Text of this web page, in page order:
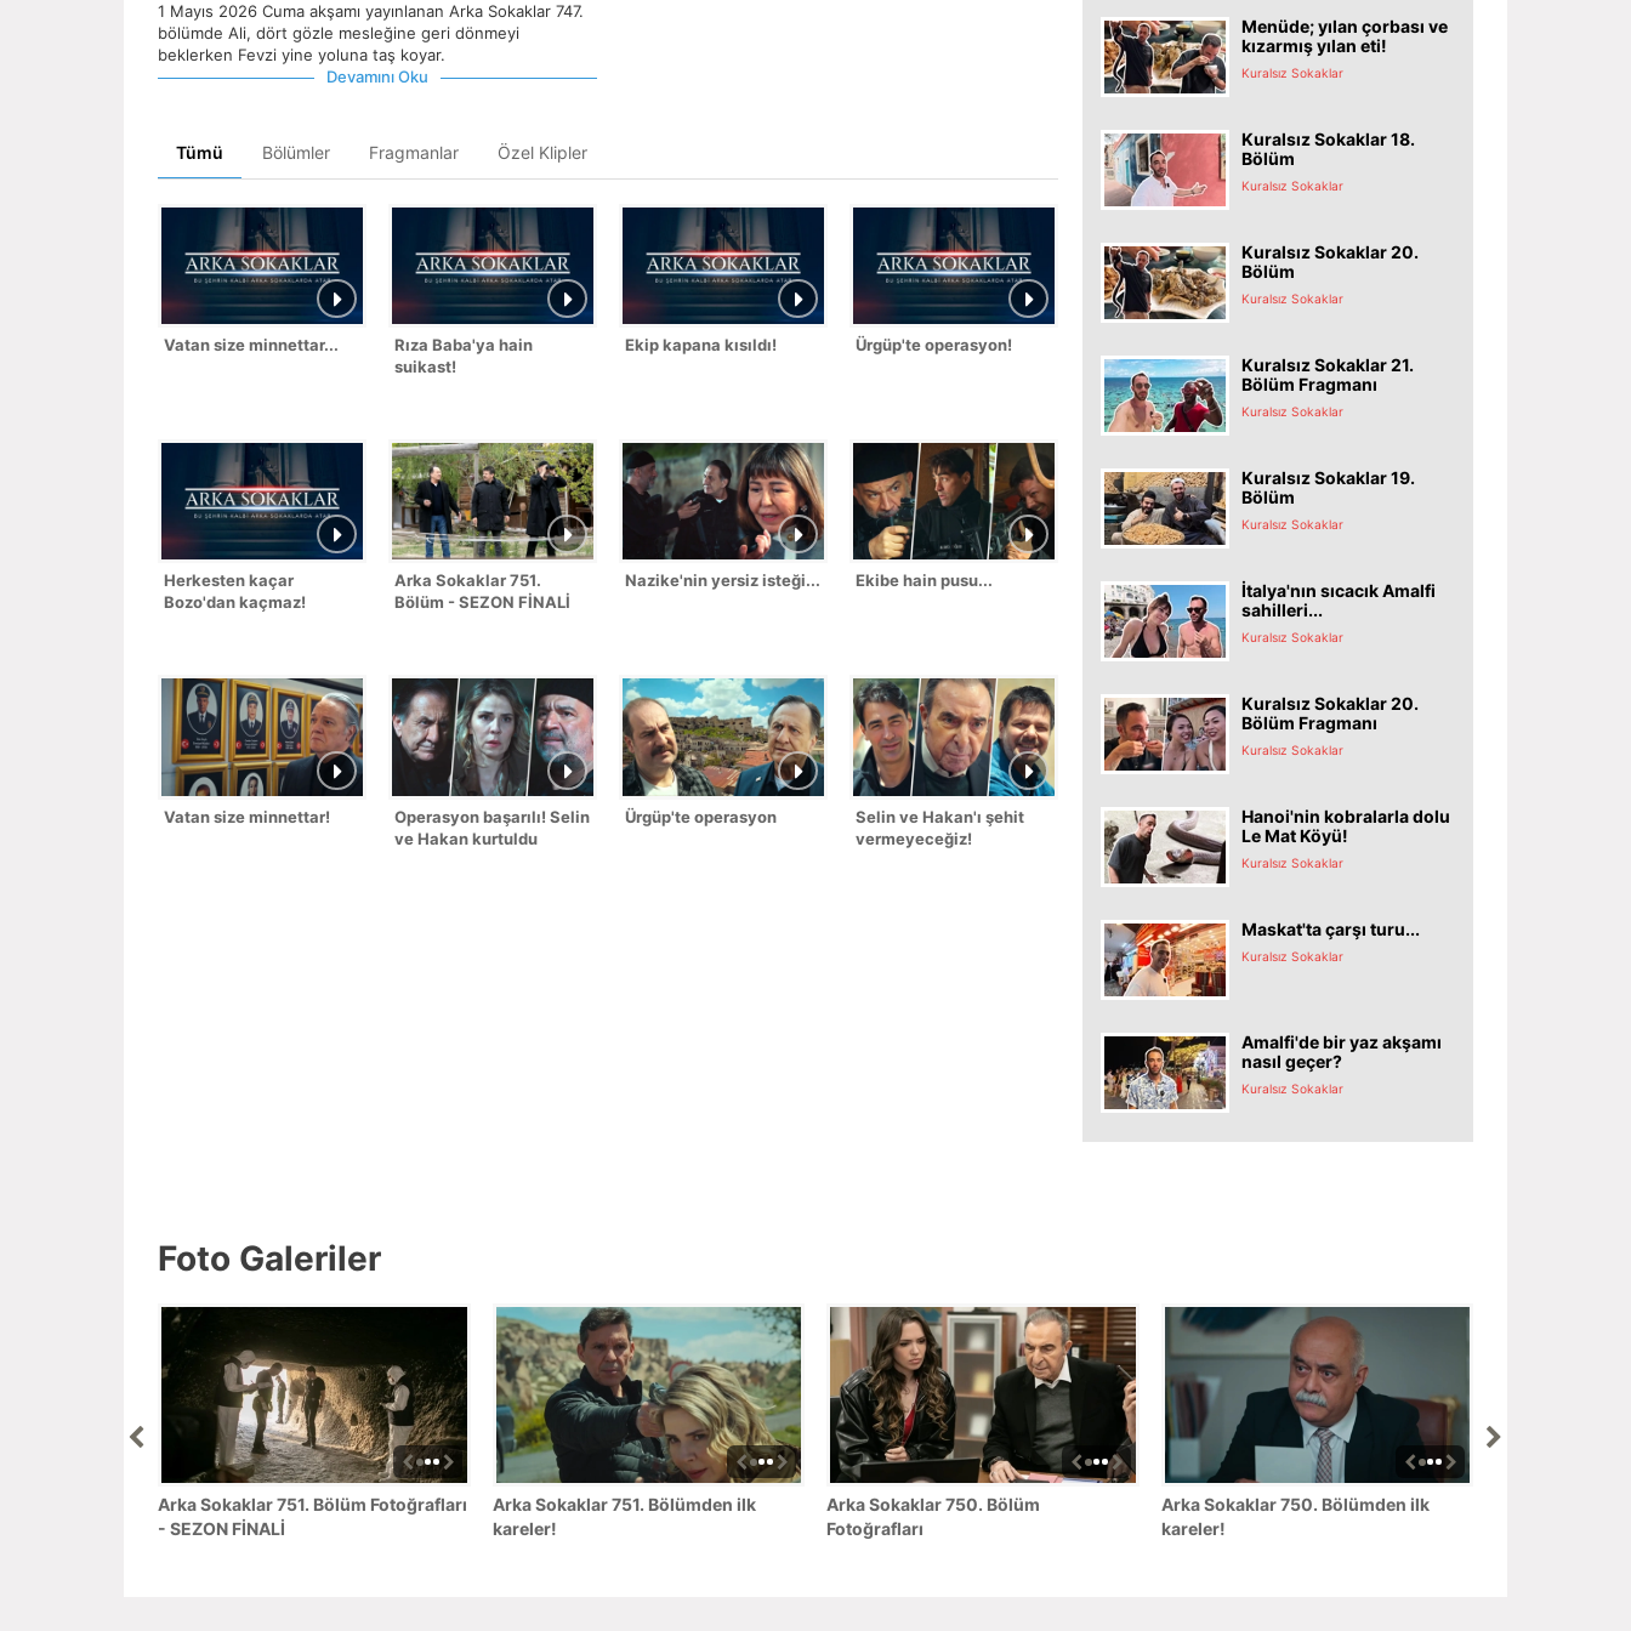
1 Mayıs 2026 Cuma akşamı yayınlanan Arka Sokaklar 747.
bölümde Ali, dört gözle mesleğine geri dönmeyi
beklerken Fevzi yine yoluna taş koyar.
Devamını Oku
Tümü Bölümler Fragmanlar Özel Klipler
Vatan size minnettar...
Rıza Baba'ya hain
suikast!
Ekip kapana kısıldı! Ürgüp'te operasyon!
Herkesten kaçar
Bozo'dan kaçmaz!
Arka Sokaklar 751.
Bölüm - SEZON FİNALİ
Nazike'nin yersiz isteği... Ekibe hain pusu...
Vatan size minnettar!
Operasyon başarılı! Selin
ve Hakan kurtuldu
Ürgüp'te operasyon
Selin ve Hakan'ı şehit
vermeyeceğiz!
Menüde; yılan çorbası ve
kızarmış yılan eti!
Kuralsız Sokaklar
Kuralsız Sokaklar 18.
Bölüm
Kuralsız Sokaklar
Kuralsız Sokaklar 20.
Bölüm
Kuralsız Sokaklar
Kuralsız Sokaklar 21.
Bölüm Fragmanı
Kuralsız Sokaklar
Kuralsız Sokaklar 19.
Bölüm
Kuralsız Sokaklar
İtalya'nın sıcacık Amalfi
sahilleri...
Kuralsız Sokaklar
Kuralsız Sokaklar 20.
Bölüm Fragmanı
Kuralsız Sokaklar
Hanoi'nin kobralarla dolu
Le Mat Köyü!
Kuralsız Sokaklar
Maskat'ta çarşı turu...
Kuralsız Sokaklar
Amalfi'de bir yaz akşamı
nasıl geçer?
Kuralsız Sokaklar
Foto Galeriler
Arka Sokaklar 751. Bölüm Fotoğrafları
- SEZON FİNALİ
Arka Sokaklar 751. Bölümden ilk
kareler!
Arka Sokaklar 750. Bölüm
Fotoğrafları
Arka Sokaklar 750. Bölümden ilk
kareler!